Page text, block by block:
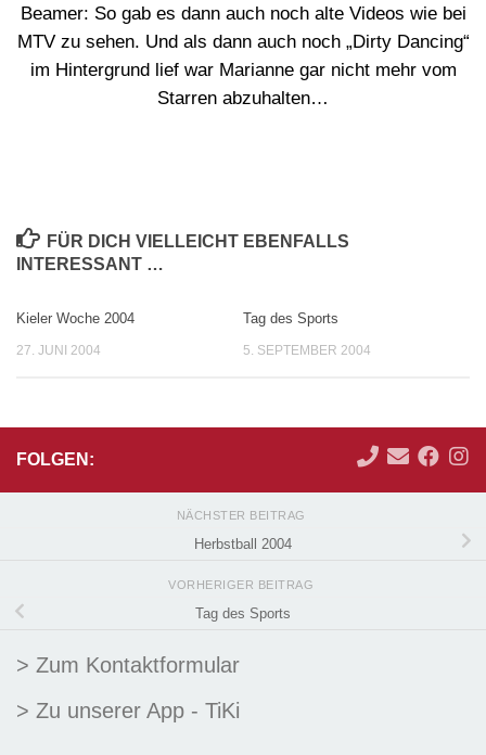
Beamer: So gab es dann auch noch alte Videos wie bei
MTV zu sehen. Und als dann auch noch „Dirty Dancing“
im Hintergrund lief war Marianne gar nicht mehr vom
Starren abzuhalten…
FÜR DICH VIELLEICHT EBENFALLS
INTERESSANT …
Kieler Woche 2004
27. JUNI 2004
Tag des Sports
5. SEPTEMBER 2004
FOLGEN:
NÄCHSTER BEITRAG
Herbstball 2004
VORHERIGER BEITRAG
Tag des Sports
> Zum Kontaktformular
> Zu unserer App - TiKi